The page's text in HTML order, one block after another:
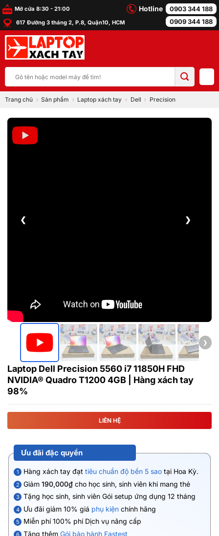
Bỏ
qua
nội
dung
Mở cửa 8:30 - 21:00
617 Đường 3 tháng 2, P.8, Quận10, HCM
Hotline
0903 344 188
0909 344 188
kiếm:
Trang chủ Sản phẩm Laptop xách tay Dell Precision
❮ ❯
❯
Laptop Dell Precision 5560 i7 11850H FHD
NVIDIA® Quadro T1200 4GB | Hàng xách tay
98%
LIÊN HỆ
Ưu đãi đặc quyền
1 Hàng xách tay đạt tiêu chuẩn độ bền 5 sao tại Hoa Kỳ.
2 Giảm 190,000₫ cho học sinh, sinh viên khi mang thẻ
3 Tặng học sinh, sinh viên Gói setup ứng dụng 12 tháng
4 Ưu đãi giảm 10% giá phụ kiện chính hãng
5 Miễn phí 100% phí Dịch vụ nâng cấp
6 Tặng thêm Gói bảo hành Fastest